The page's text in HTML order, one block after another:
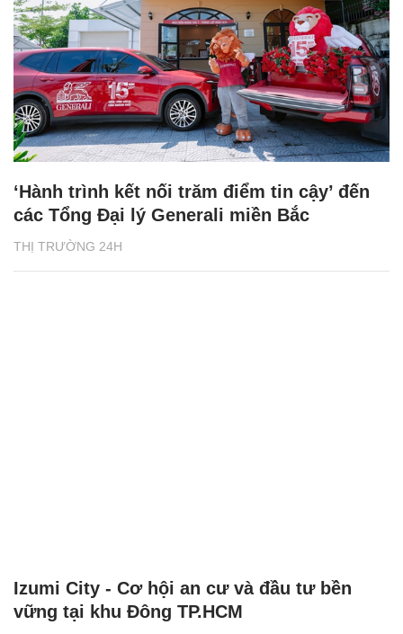
THỊ TRƯỜNG 24H
‘Hành trình kết nối trăm điểm tin cậy’ đến
các Tổng Đại lý Generali miền Bắc
Izumi City - Cơ hội an cư và đầu tư bền
vững tại khu Đông TP.HCM